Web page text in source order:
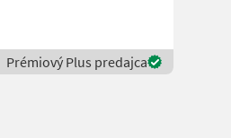
Prémiový Plus predajca